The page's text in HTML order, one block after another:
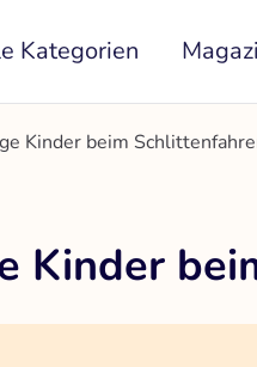
Kategorien
Kinder beim
Kinder